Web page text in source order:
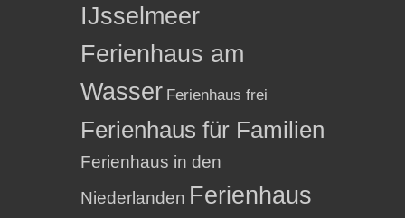
IJsselmeer
Ferienhaus am
Wasser Ferienhaus frei
Ferienhaus für Familien
Ferienhaus in den
Niederlanden Ferienhaus